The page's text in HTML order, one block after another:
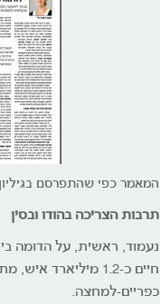
המאמר כפי שהתפרסם
תרבות הצריכה בהודו ובסין
נעמוד, ראשית, על הדומה
כפריים-למחצה.